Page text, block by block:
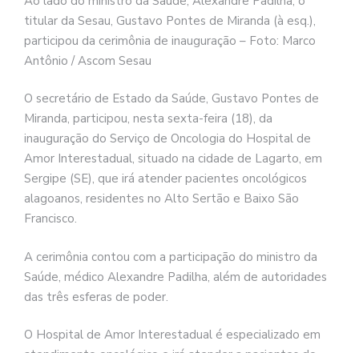
titular da Sesau, Gustavo Pontes de Miranda (à esq.),
participou da cerimônia de inauguração – Foto: Marco
Antônio / Ascom Sesau
O secretário de Estado da Saúde, Gustavo Pontes de
Miranda, participou, nesta sexta-feira (18), da
inauguração do Serviço de Oncologia do Hospital de
Amor Interestadual, situado na cidade de Lagarto, em
Sergipe (SE), que irá atender pacientes oncológicos
alagoanos, residentes no Alto Sertão e Baixo São
Francisco.
A cerimônia contou com a participação do ministro da
Saúde, médico Alexandre Padilha, além de autoridades
das três esferas de poder.
O Hospital de Amor Interestadual é especializado em